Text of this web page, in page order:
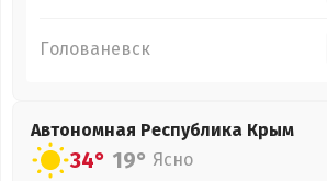
Голованевск
Автономная Республика Крым
34° 19° Ясно